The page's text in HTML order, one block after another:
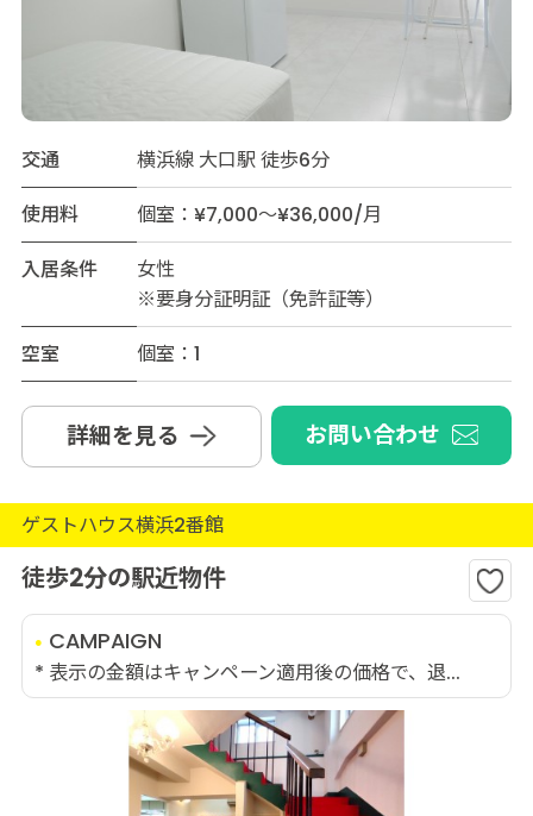
交通
横浜線 大口駅 徒歩6分
使用料
個室：¥7,000～¥36,000/月
入居条件
女性
※要身分証明証（免許証等）
空室
個室：1
詳細を見る お問い合わせ
ゲストハウス横浜2番館
徒歩2分の駅近物件
CAMPAIGN
* 表示の金額はキャンペーン適用後の価格で、退...